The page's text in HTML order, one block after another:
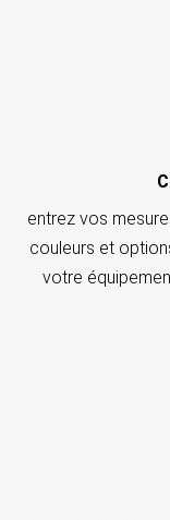
entrez vos
couleurs et
votre